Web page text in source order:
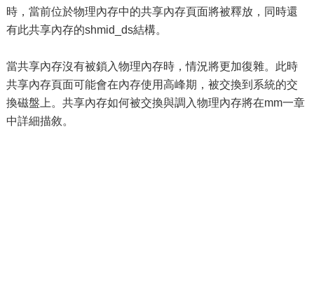
時，當前位於物理內存中的共享內存頁面將被釋放，同時還
有此共享內存的shmid_ds結構。
當共享內存沒有被鎖入物理內存時，情況將更加復雜。此時
共享內存頁面可能會在內存使用高峰期，被交換到系統的交
換磁盤上。共享內存如何被交換與調入物理內存將在mm一章
中詳細描敘。